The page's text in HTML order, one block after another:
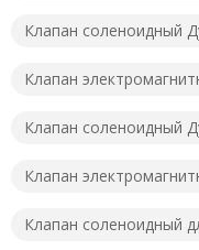
Клапан соленоидный
Клапан
Клапан соленоидный
Клапан
Клапан соленоидный